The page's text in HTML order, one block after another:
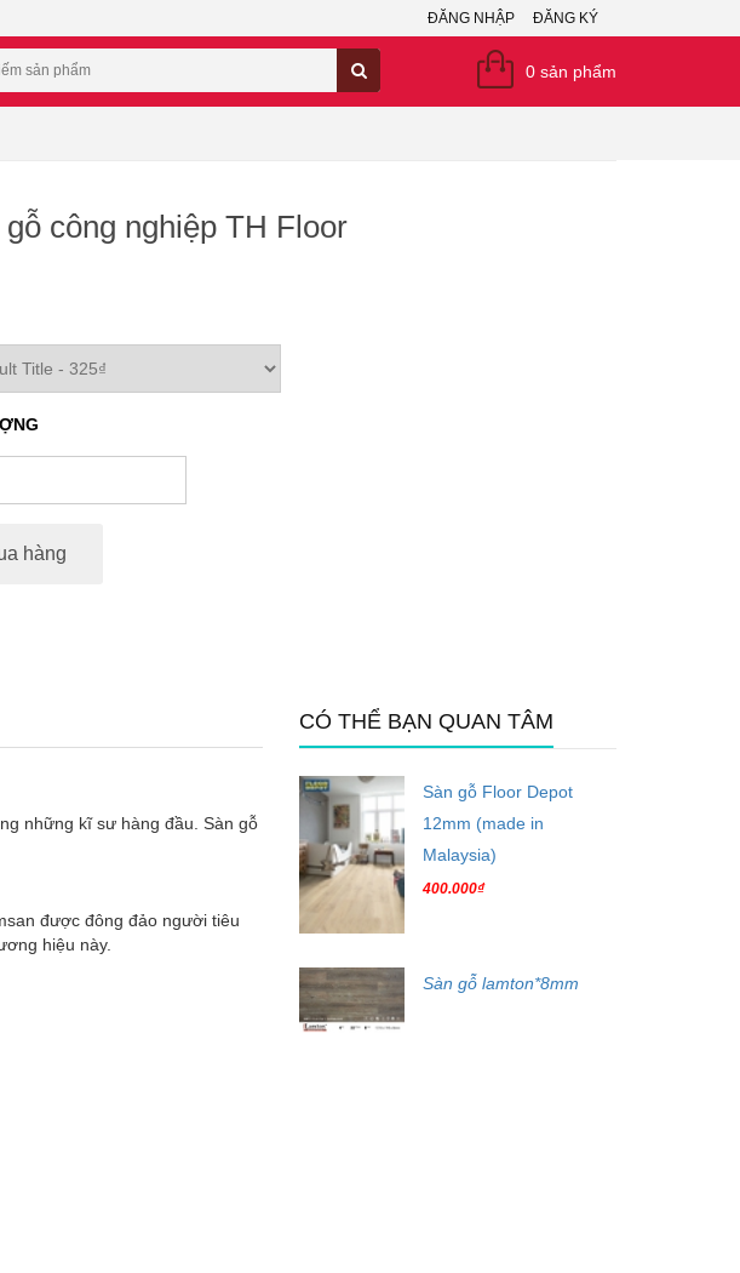
ĐĂNG NHẬP ĐĂNG KÝ
0 sản phẩm
gỗ công nghiệp TH Floor
hàng
những kĩ sư hàng đầu. Sàn gỗ
được đông đảo người tiêu
hiệu này.
CÓ THỂ BẠN QUAN TÂM
Sàn gỗ Floor Depot
12mm (made in
Malaysia)
400.000₫
Sàn gỗ lamton*8mm